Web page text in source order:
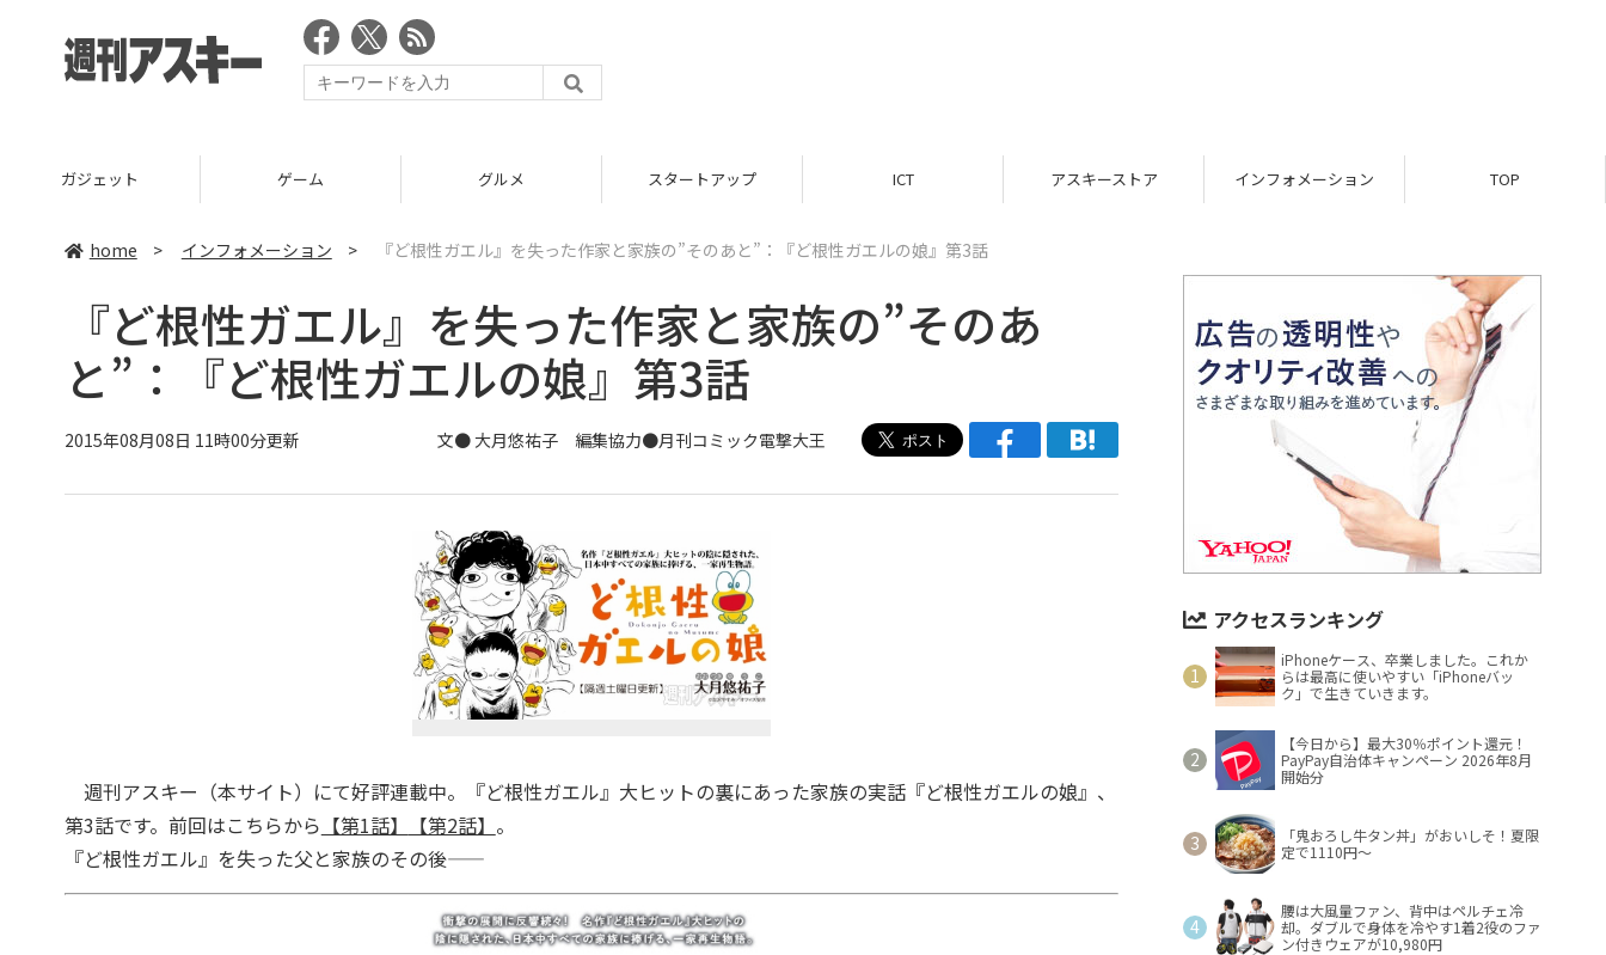
ゲーム グルメ スタートアップ ICT アスキーストア インフォメーション TOP レビュー
home > インフォメーション > 『ど根性ガエル』を失った作家と家族の”そのあと”：『ど根性ガエルの娘』第3話
『ど根性ガエル』を失った作家と家族の”そのあ
と”：『ど根性ガエルの娘』第3話
2015年08月08日 11時00分更新 文● 大月悠祐子 編集協力●月刊コミック電撃大王
週刊アスキー（本サイト）にて好評連載中。『ど根性ガエル』大ヒットの裏にあった家族の実話『ど根性ガエルの娘』、
第3話です。前回はこちらから 【第1話】 【第2話】 。
『ど根性ガエル』を失った父と家族のその後――
アクセスランキング
iPhoneケース、卒業しました。これか
らは最高に使いやすい「iPhoneバッ
ク」で生きていきます。
【今日から】最大30％ポイント還元！
PayPay自治体キャンペーン 2026年8月
開始分
「鬼おろし牛タン丼」がおいしそ！夏限
定で1110円～
腰は大風量ファン、背中はペルチェ冷
却。ダブルで身体を冷やす1着2役のファ
ン付きウェアが10,980円